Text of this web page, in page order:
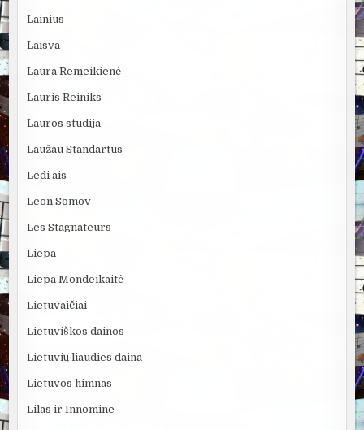
Lainius
Laisva
Laura Remeikienė
Lauris Reiniks
Lauros studija
Laužau Standartus
Ledi ais
Leon Somov
Les Stagnateurs
Liepa
Liepa Mondeikaitė
Lietuvaičiai
Lietuviškos dainos
Lietuvių liaudies daina
Lietuvos himnas
Lilas ir Innomine